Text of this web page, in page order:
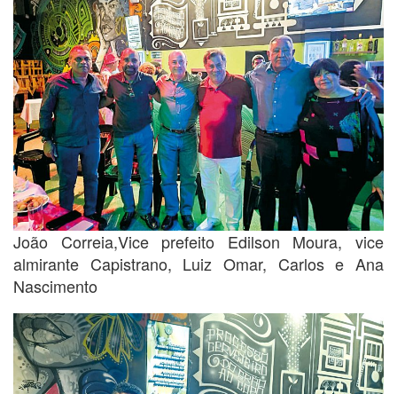
João Correia,Vice prefeito Edilson Moura, vice
almirante Capistrano, Luiz Omar, Carlos e Ana
Nascimento